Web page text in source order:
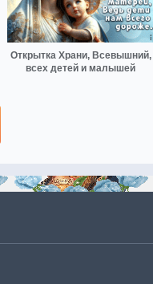
Открытка Храни, Всевышний,
всех детей и малышей